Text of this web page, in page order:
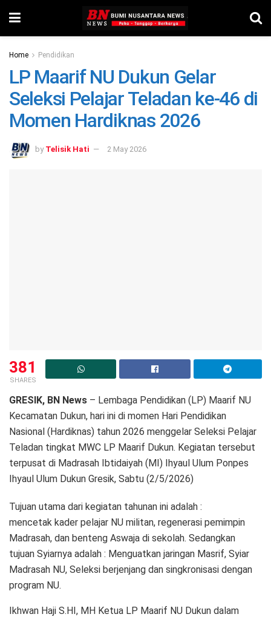
Home Pendidikan
LP Maarif NU Dukun Gelar
Seleksi Pelajar Teladan ke-46 di
Momen Hardiknas 2026
by Telisik Hati 2 May 2026
381
SHARES
GRESIK, BN News – Lembaga Pendidikan (LP) Maarif NU
Kecamatan Dukun, hari ini di momen Hari Pendidikan
Nasional (Hardiknas) tahun 2026 menggelar Seleksi Pelajar
Teladan tingkat MWC LP Maarif Dukun. Kegiatan tersebut
terpusat di Madrasah Ibtidaiyah (MI) Ihyaul Ulum Ponpes
Ihyaul Ulum Dukun Gresik, Sabtu (2/5/2026)
Tujuan utama dari kegiatan tahunan ini adalah :
mencetak kader pelajar NU militan, regenerasi pemimpin
Madrasah, dan benteng Aswaja di sekolah. Sedangkan
tujuan Syiarnya adalah : Menguatkan jaringan Masrif, Syiar
Madrasah NU, Seleksi berjenjang dan singkronisasi dengan
program NU.
Ikhwan Haji S.HI, MH Ketua LP Maarif NU Dukun dalam